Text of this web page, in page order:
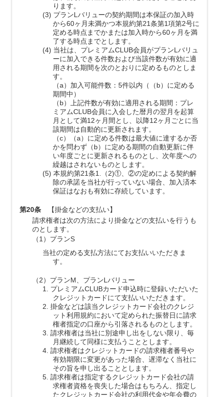
ります。
(3) プランLバリューの契約期間は本保証の加入時
から60ヶ月未満かつ本規約第21条第1項第2号に
定める時点までかまたは加入時から60ヶ月を満
了する時点までとします。
(4) 当社は、プレミアムCLUB会員がプランLバリュ
ーに加入できる件数および当該件数が有効に適
用される期間を次のとおりに定めるものとしま
す。
（a）加入可能件数：5件以内（（b）に定める
期間中）
（b）上記件数が有効に適用される期間：プレ
ミアムCLUB会員に入会した暦月の翌月を起算
月として満12ヶ月間とし、以降12ヶ月ごとに当
該期間は自動的に更新されます。
（c）（a）に定める件数は最大値に達するか否
かを問わず（b）に定める期間の自動更新に伴
い年度ごとに更新されるものとし、次年度への
繰越はされないものとします。
(5) 本規約第21条1.（2)①、②の定めによる契約解
除の承諾を当社が行っていない場合、加入済本
保証はなおも有効に存続しています。
第20条
【掛金などの支払い】
請求権者は次の方法により掛金などの支払いを行うも
のとします。
（1）プランS
当社の定める支払方法にてお支払いいただきま
す。
（2）プランM、プランLバリュー
1. プレミアムCLUBカード申込時に登録いただいた
クレジットカードにて支払いいただきます。
2. 掛金などは該当クレジットカード会社のクレジ
ット利用規約において定められた振替日に請求
権者指定の口座から引落されるものとします。
3. 請求権者は当社に別途申し出をしない限り、毎
月継続して同様に支払うこととします。
4. 請求権者はクレジットカードの請求権者番号や
有効期限に変更があった場合、遅滞なく当社に
その旨を申し出ることとします。
5. 請求権者は指定するクレジットカード会社の請
求権者資格を喪失した場合はもちろん、指定し
たクレジットカード会社の利用代金や年会費の